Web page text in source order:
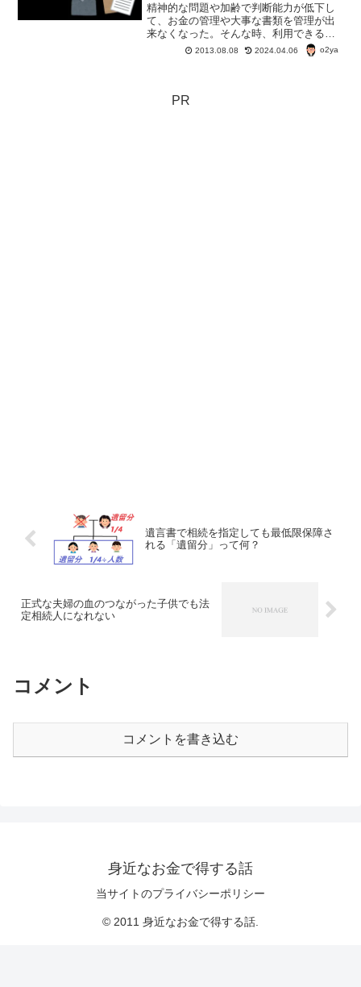
精神的な問題や加齢で判断能力が低下し
て、お金の管理や大事な書類を管理が出
来なくなった。そんな時、利用できる
「日常生活自立支援事業」。「社会福祉
協議会の日常生活自立支援事業｣とはどう
2013.08.08 2024.04.06 o2ya
PR
遺言書で相続を指定しても最低限保障さ
れる「遺留分」って何？
正式な夫婦の血のつながった子供でも法
定相続人になれない
コメント
コメントを書き込む
身近なお金で得する話
当サイトのプライバシーポリシー
© 2011 身近なお金で得する話.